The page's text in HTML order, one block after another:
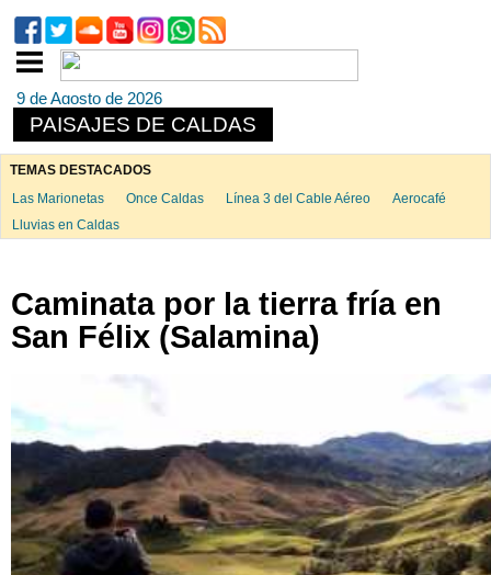
9 de Agosto de 2026
PAISAJES DE CALDAS
TEMAS DESTACADOS
Las Marionetas
Once Caldas Línea 3 del Cable Aéreo
Aerocafé
Lluvias en Caldas
Caminata por la tierra fría en
San Félix (Salamina)